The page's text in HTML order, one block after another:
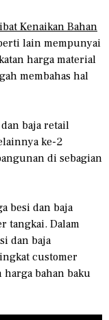
Kenaikan Bahan
lain mempunyai
harga material
membahas hal
baja retail
ke-2
di sebagian
besi dan baja
tangkai. Dalam
dan baja
customer
harga bahan baku